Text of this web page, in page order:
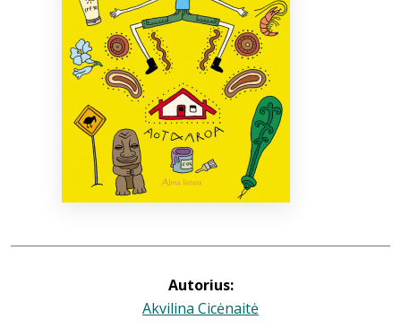
+370 667 80 541
Autorius:
Akvilina Cicėnaitė